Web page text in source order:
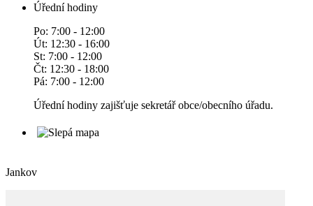
Úřední hodiny
Po: 7:00 - 12:00
Út: 12:30 - 16:00
St: 7:00 - 12:00
Čt: 12:30 - 18:00
Pá: 7:00 - 12:00
Úřední hodiny zajišťuje sekretář obce/obecního úřadu.
Jankov